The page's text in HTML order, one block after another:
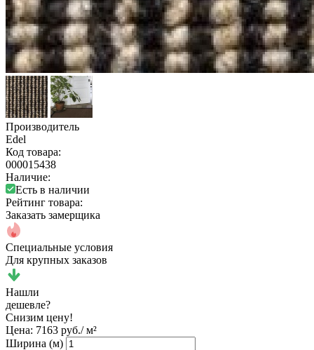
Производитель
Edel
Код товара:
000015438
Наличие:
Есть в наличии
Рейтинг товара:
Заказать замерщика
Специальные условия
Для крупных заказов
Нашли
дешевле?
Снизим цену!
Цена: 7163 руб./ м²
Ширина (м)